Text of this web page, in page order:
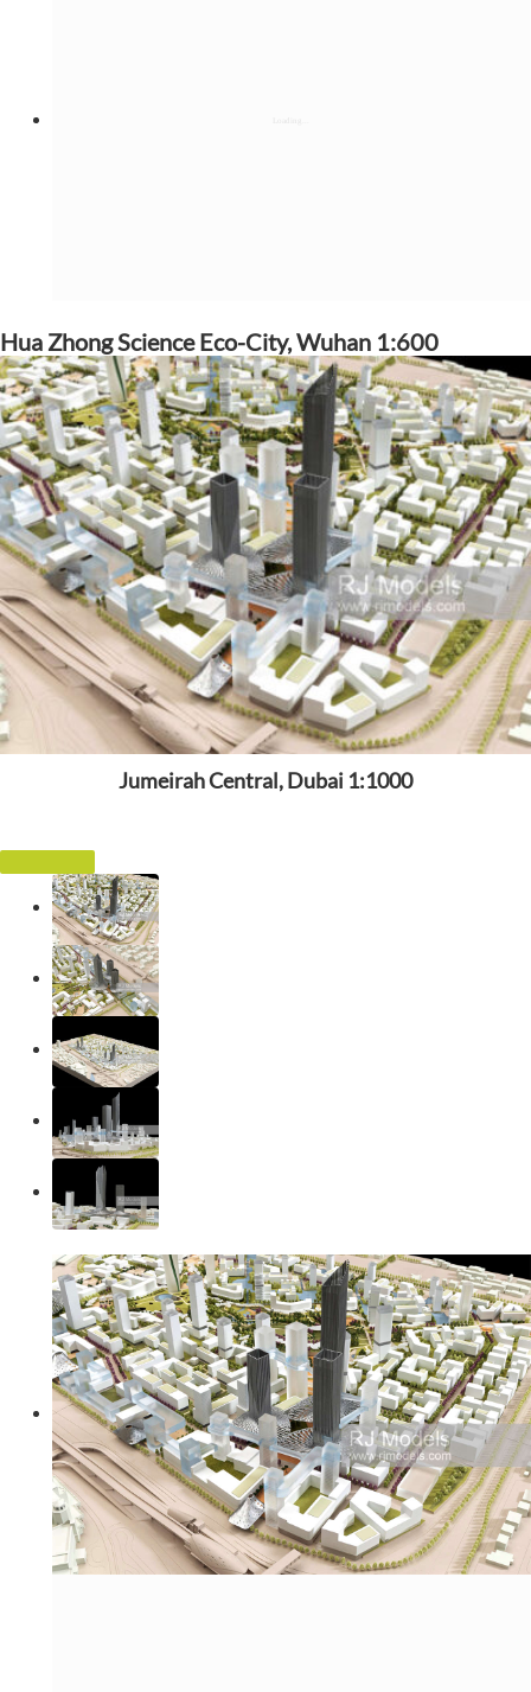
Hua Zhong Science Eco-City, Wuhan 1:600
Jumeirah Central, Dubai 1:1000